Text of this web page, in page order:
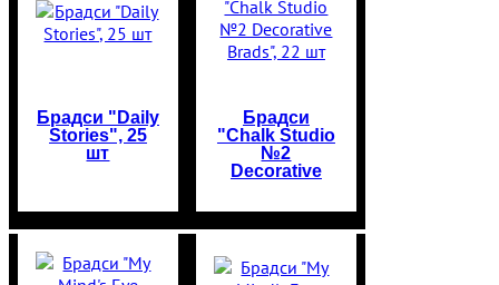
Брадси "Daily
Stories", 25
шт
Брадси
"Chalk Studio
№2
Decorative